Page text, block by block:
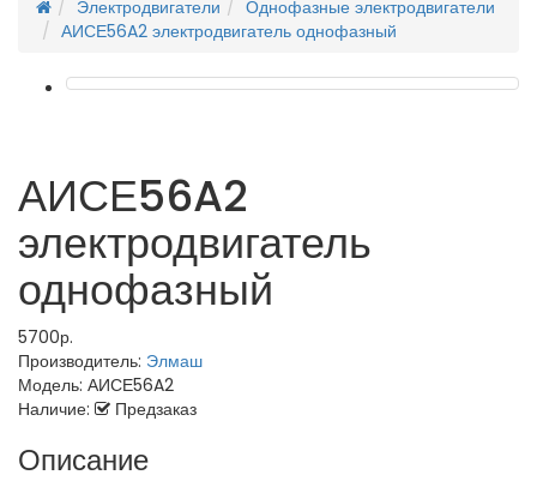
Электродвигатели
Однофазные электродвигатели
АИСЕ56A2 электродвигатель однофазный
АИСЕ56A2
электродвигатель
однофазный
5700р.
Производитель: Элмаш
Модель: АИСЕ56A2
Наличие:
Предзаказ
Описание